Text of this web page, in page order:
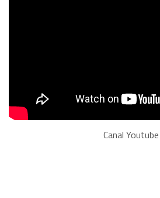
Canal Youtube